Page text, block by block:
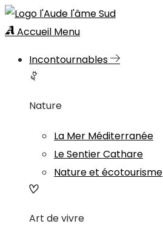
Accueil Menu
Incontournables
Nature
La Mer Méditerranée
Le Sentier Cathare
Nature et écotourisme
Art de vivre